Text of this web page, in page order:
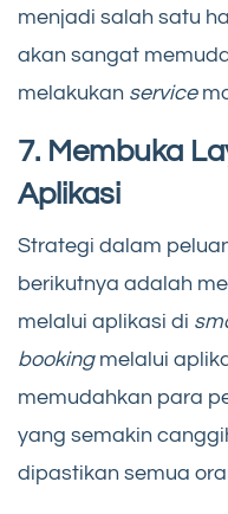
menjadi salah satu
akan sangat
melakukan service
7. Membuka
Aplikasi
Strategi dalam
berikutnya adalah
melalui aplikasi di
booking melalui
memudahkan para
yang semakin
dipastikan semua